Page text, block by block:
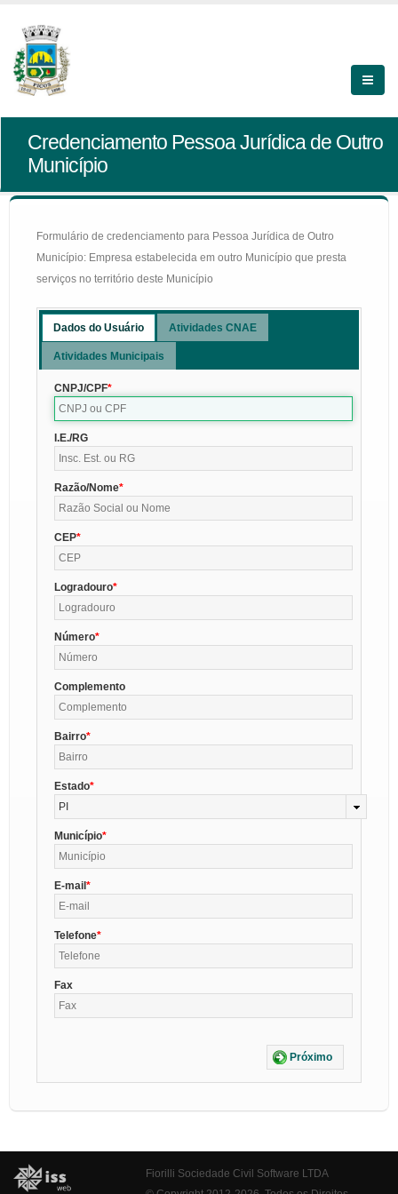
Credenciamento Pessoa Jurídica de Outro
Município
Formulário de credenciamento para Pessoa Jurídica de Outro
Município: Empresa estabelecida em outro Município que presta
serviços no território deste Município
Dados do Usuário Atividades CNAE
Atividades Municipais
CNPJ/CPF
I.E./RG
Razão/Nome
CEP
Logradouro
Número
Complemento
Bairro
Estado
PI
Município
E-mail
Telefone
Fax
Próximo
Fiorilli Sociedade Civil Software LTDA